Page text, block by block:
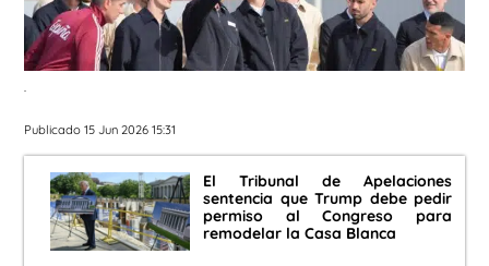
.
Publicado 15 Jun 2026 15:31
El Tribunal de Apelaciones
sentencia que Trump debe pedir
permiso al Congreso para
remodelar la Casa Blanca